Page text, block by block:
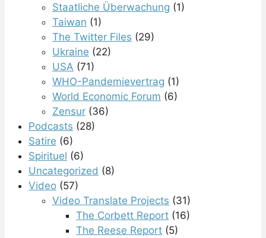
Staatliche Überwachung (1)
Taiwan (1)
The Twitter Files (29)
Ukraine (22)
USA (71)
WHO-Pandemievertrag (1)
World Economic Forum (6)
Zensur (36)
Podcasts (28)
Satire (6)
Spirituel (6)
Uncategorized (8)
Video (57)
Video Translate Projects (31)
The Corbett Report (16)
The Reese Report (5)